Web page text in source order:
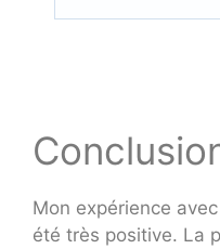
Mon expérience
été très positive. La